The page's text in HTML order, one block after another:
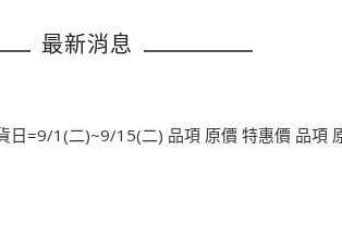
最新消息
日=9/1(二)~9/15(二) 品項 原價 特惠價 品項